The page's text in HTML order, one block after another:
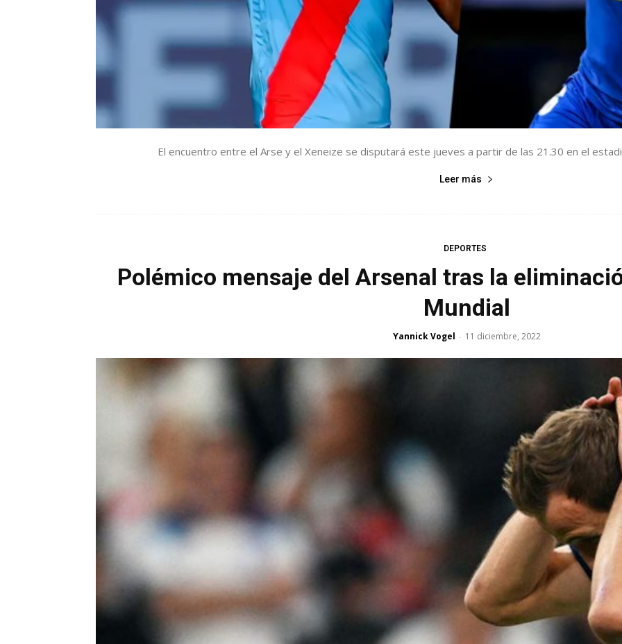
El encuentro entre el Arse y el Xeneize se disputará este jueves a partir de las 21.30 en el
Leer más
DEPORTES
Polémico mensaje del Arsenal tras la
Mundial
Yannick Vogel - 11 diciembre, 2022